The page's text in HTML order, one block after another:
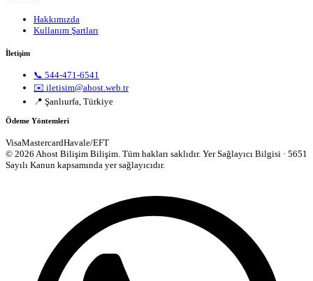
Hakkımızda
Kullanım Şartları
İletişim
📞 544-471-6541
✉️ iletisim@ahost.web.tr
📍 Şanlıurfa, Türkiye
Ödeme Yöntemleri
VisaMastercardHavale/EFT
© 2026 Ahost Bilişim Bilişim. Tüm hakları saklıdır. Yer Sağlayıcı Bilgisi · 5651
Sayılı Kanun kapsamında yer sağlayıcıdır.